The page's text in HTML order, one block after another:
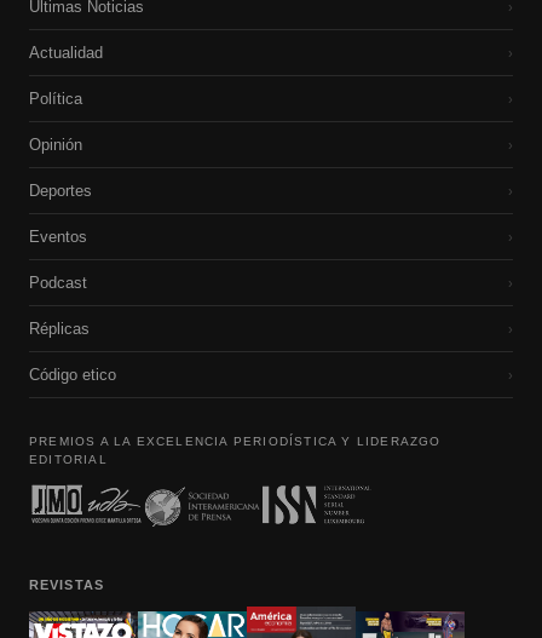
Últimas Noticias ›
Actualidad ›
Política ›
Opinión ›
Deportes ›
Eventos ›
Podcast ›
Réplicas ›
Código etico ›
PREMIOS A LA EXCELENCIA PERIODÍSTICA Y LIDERAZGO
EDITORIAL
REVISTAS